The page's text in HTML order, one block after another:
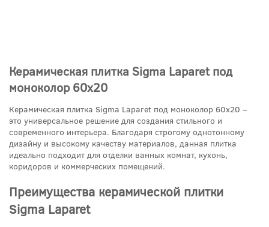
Керамическая плитка Sigma Laparet под
моноколор 60x20
Керамическая плитка Sigma Laparet под моноколор 60x20 –
это универсальное решение для создания стильного и
современного интерьера. Благодаря строгому однотонному
дизайну и высокому качеству материалов, данная плитка
идеально подходит для отделки ванных комнат, кухонь,
коридоров и коммерческих помещений.
Преимущества керамической плитки
Sigma Laparet